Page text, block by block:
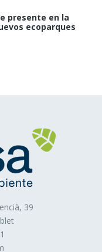
presente en la
ecoparques
39